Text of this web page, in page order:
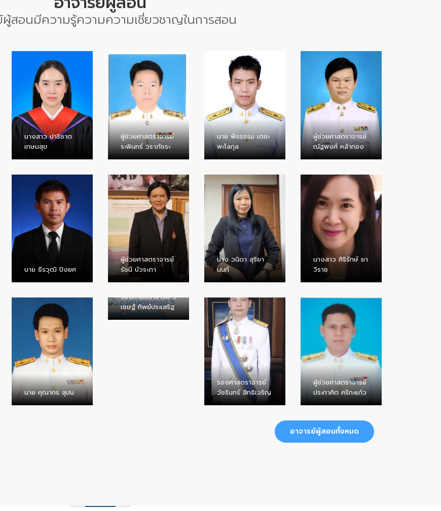
ผู้สอนมีความรู้ความความเชี่ยวชาญในการสอน
นางสาว ปาริชาต
เกษมสุข
ผู้ช่วยศาสตราจารย์
ระพินทร์ วราภัชระ
นาย พีรธรรม เตชะ
พะโลกุล
ผู้ช่วยศาสตราจารย์
ณัฐพงศ์ หล้ากอง
นาย ธีรวุฒิ ปิงยศ
ผู้ช่วยศาสตราจารย์
รัชนี บัวระภา
นาง วนิดา สุริยา
นนท์
นางสาว ศิริรักษ์ ยา
วิราช
นาย คุณากร สุปน
รองศาสตราจารย์ วิ
เชษฐ์ ทิพย์ประเสริฐ
รองศาสตราจารย์
วัชรินทร์ สิทธิเจริญ
ผู้ช่วยศาสตราจารย์
ประกาศิต ศรีทะแก้ว
อาจารย์ผู้สอนทั้งหมด